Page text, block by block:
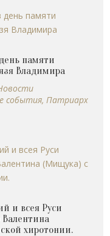
памяти
Владимира
события, Патриарх
и всея Руси
хиротонии.